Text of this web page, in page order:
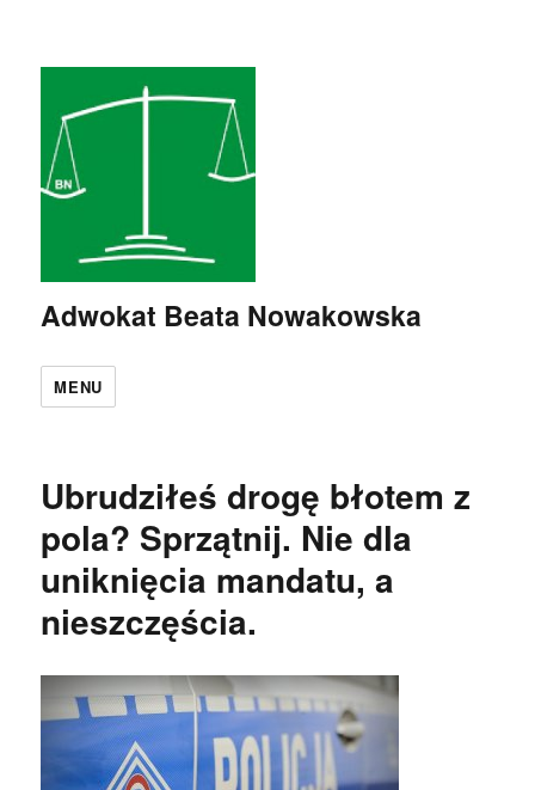
Adwokat Beata Nowakowska
MENU
Ubrudziłeś drogę błotem z
pola? Sprzątnij. Nie dla
uniknięcia mandatu, a
nieszczęścia.